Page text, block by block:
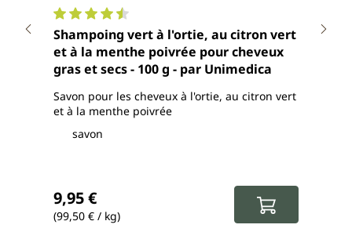
Note moyenne de 4.6 sur 5 étoiles
Shampoing vert à l'ortie, au citron vert
et à la menthe poivrée pour cheveux
gras et secs - 100 g - par Unimedica
Savon pour les cheveux à l'ortie, au citron vert
et à la menthe poivrée
savon
9,95 €
(99,50 € / kg)